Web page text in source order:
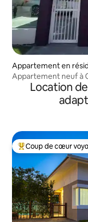
Appartement en
Appartement neuf à
Location
Coups de cœur
Coup de cœur